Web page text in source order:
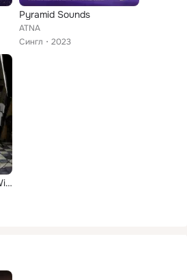
Pyramid Sounds
ATNA
Сингл
2023
Every Adventure Ends With...